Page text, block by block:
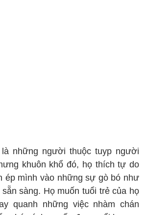
những người thuộc tuyp người
khuôn khổ đó, họ thích tự do
ép mình vào những sự gò bó như
sàng. Họ muốn tuổi trẻ của họ
quanh những việc nhàm chán